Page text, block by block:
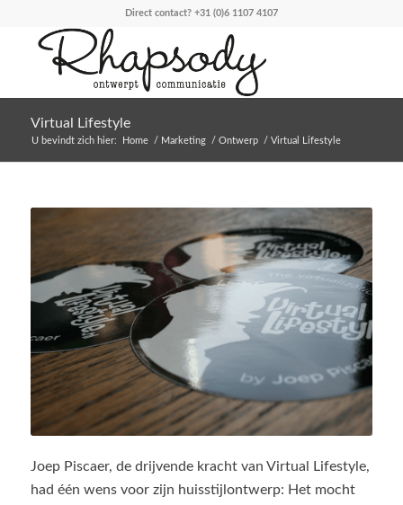
Direct contact? +31 (0)6 1107 4107
Virtual Lifestyle
U bevindt zich hier: Home / Marketing / Ontwerp / Virtual Lifestyle
Joep Piscaer, de drijvende kracht van Virtual Lifestyle,
had één wens voor zijn huisstijlontwerp: Het mocht